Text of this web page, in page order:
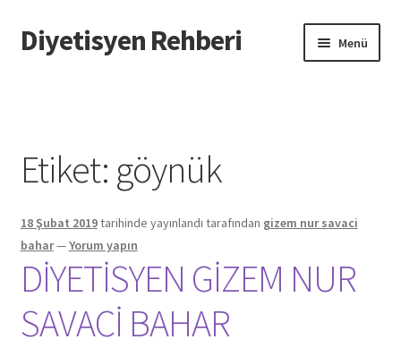
Dolaşıma
geç
İçeriğe
geç
Diyetisyen Rehberi Menü
Hata Bildir
iletişim
Sayfamı Düzenlemek İstiyorum
Yardım
Etiket: göynük
18 Şubat 2019tarihinde yayınlandı tarafından gizem nur savaci
bahar—Yorum yapın
DİYETİSYEN GİZEM NUR
SAVACİ BAHAR